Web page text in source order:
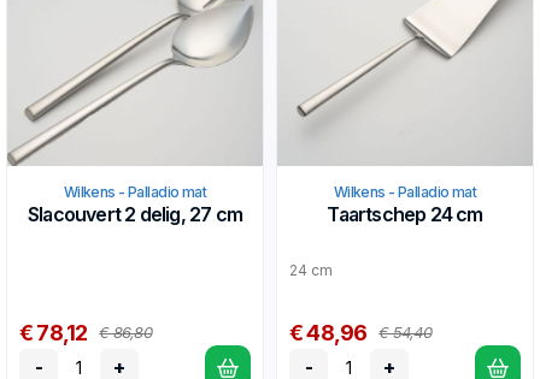
Wilkens - Palladio mat
Slacouvert 2 delig, 27 cm
€ 78,12 € 86,80
- +
Wilkens - Palladio mat
Taartschep 24 cm
24 cm
€ 48,96 € 54,40
- +